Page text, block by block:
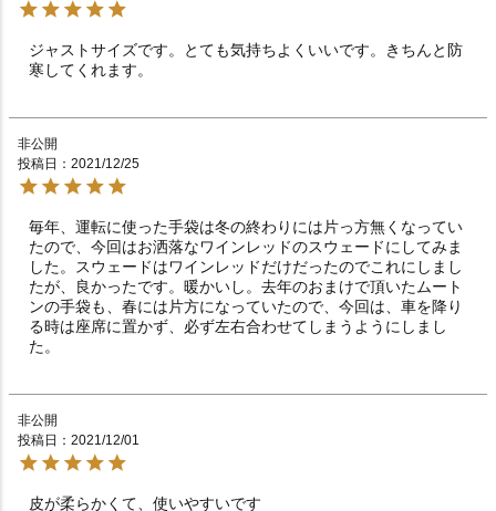
ジャストサイズです。とても気持ちよくいいです。きちんと防
寒してくれます。
非公開
投稿日
2021/12/25
毎年、運転に使った手袋は冬の終わりには片っ方無くなってい
たので、今回はお洒落なワインレッドのスウェードにしてみま
した。スウェードはワインレッドだけだったのでこれにしまし
たが、良かったです。暖かいし。去年のおまけで頂いたムート
ンの手袋も、春には片方になっていたので、今回は、車を降り
る時は座席に置かず、必ず左右合わせてしまうようにしまし
た。
非公開
投稿日
2021/12/01
皮が柔らかくて、使いやすいです